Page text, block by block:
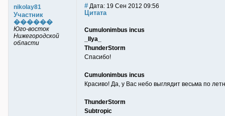
nikolay81
Участник
������
Юго-восток
Нижегородской
области
# Дата: 19 Сен 2012 09:56
Цитата
Cumulonimbus incus
_Ilya_
ThunderStorm
Спасибо!
Cumulonimbus incus
Красиво! Да, у Вас небо выглядит весьма по
ThunderStorm
Subtropic